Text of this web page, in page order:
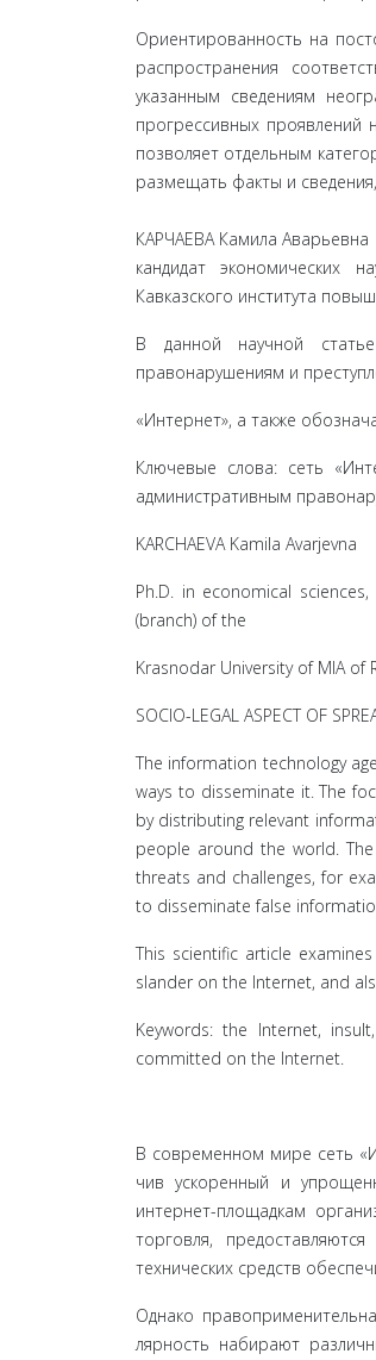
Ориентированность на
распространения
указанным сведениям
прогрессивных
позволяет отдельным
размещать факты и
КАРЧАЕВА Камила Аварьевна
кандидат экономических
Кавказского института
В данной научной
правонарушениям и
«Интернет», а также
Ключевые слова: сеть
административным
KARCHAEVA Kamila Avarjevna
Ph.D. in economical
(branch) of the
Krasnodar University of MIA of
SOCIO-LEGAL ASPECT OF
The information technology
ways to disseminate it. The
by distributing relevant
people around the world.
threats and challenges, for
to disseminate false
This scientific article
slander on the Internet, and
Keywords: the Internet,
committed on the Internet.
В современном мире сеть
чив ускоренный и
интернет-пло­щадкам
торговля,
технических средств
Однако
лярность набирают